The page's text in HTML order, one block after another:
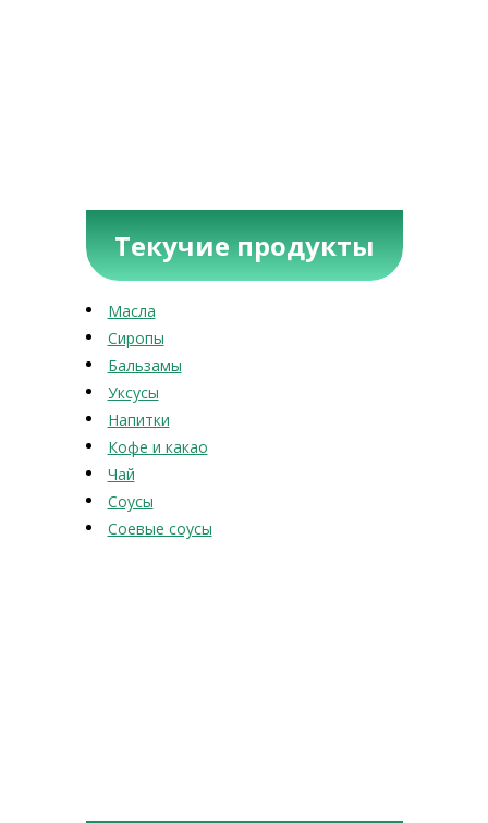
Текучие продукты
Масла
Сиропы
Бальзамы
Уксусы
Напитки
Кофе и какао
Чай
Соусы
Соевые соусы